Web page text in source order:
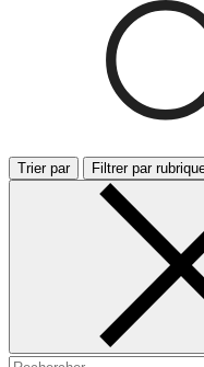
Trier par Filtrer par